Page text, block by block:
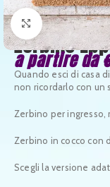
Clicca per
Zerbino
a partire da
Quando esci di casa
non ricordarlo con un
Zerbino per ingresso,
Zerbino in cocco con
Scegli la versione